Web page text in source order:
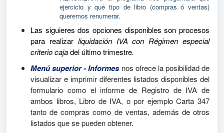
ejercicio y qué tipo de libro (compras ó ventas)
queremos renumerar.
Las siguieres dos opciones disponibles son procesos
para realizar liquidación IVA con Régimen especial
criterio cajadel último trimestre.
Menú superior - Informesnos ofrece la posibilidad de
visualizar e imprimir diferentes listados disponibles del
formulario como el informe de Registro de IVA de
ambos libros, Libro de IVA, o por ejemplo Carta 347
tanto de compras como de ventas, además de otros
listados que se pueden obtener.